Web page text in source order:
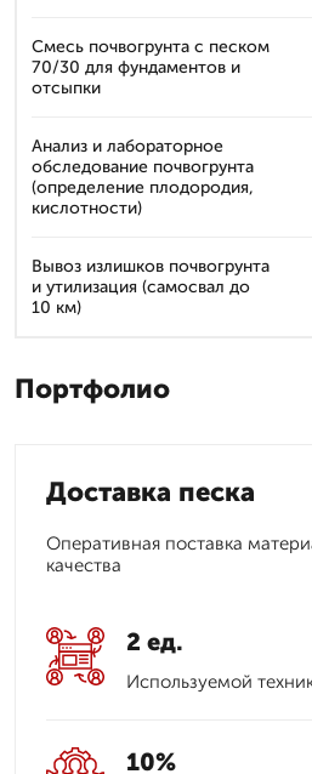
Смесь почвогрунта с песком
70/30 для фундаментов и
отсыпки
Анализ и лабораторное
обследование почвогрунта
(определение плодородия,
кислотности)
Вывоз излишков почвогрунта
и утилизация (самосвал до
10 км)
Портфолио
Доставка песка
Оперативная поставка
качества
2 ед.
Используемой
10%